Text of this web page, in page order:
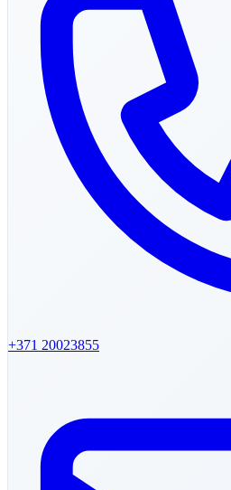
+371 20023855